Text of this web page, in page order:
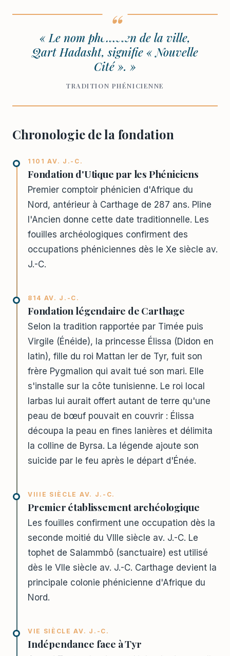
« Le nom phénicien de la ville,
Qart Hadasht, signifie « Nouvelle
Cité ». »
TRADITION PHÉNICIENNE
Chronologie de la fondation
1101 AV. J.-C.
Fondation d'Utique par les Phéniciens
Premier comptoir phénicien d'Afrique du
Nord, antérieur à Carthage de 287 ans. Pline
l'Ancien donne cette date traditionnelle. Les
fouilles archéologiques confirment des
occupations phéniciennes dès le Xe siècle av.
J.-C.
814 AV. J.-C.
Fondation légendaire de Carthage
Selon la tradition rapportée par Timée puis
Virgile (Énéide), la princesse Élissa (Didon en
latin), fille du roi Mattan Ier de Tyr, fuit son
frère Pygmalion qui avait tué son mari. Elle
s'installe sur la côte tunisienne. Le roi local
Iarbas lui aurait offert autant de terre qu'une
peau de bœuf pouvait en couvrir : Élissa
découpa la peau en fines lanières et délimita
la colline de Byrsa. La légende ajoute son
suicide par le feu après le départ d'Énée.
VIIIE SIÈCLE AV. J.-C.
Premier établissement archéologique
Les fouilles confirment une occupation dès la
seconde moitié du VIIIe siècle av. J.-C. Le
tophet de Salammbô (sanctuaire) est utilisé
dès le VIIe siècle av. J.-C. Carthage devient la
principale colonie phénicienne d'Afrique du
Nord.
VIE SIÈCLE AV. J.-C.
Indépendance face à Tyr